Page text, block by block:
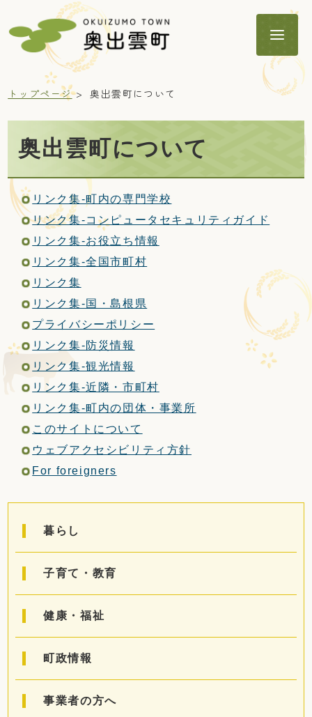
暮らし
子育て・教育
健康・福祉
定住・観光・ふるさと納税
事業者の方へ
町政情報
language
文字サイズ 表示色
トップページ 奥出雲町について
奥出雲町について
リンク集-町内の専門学校
リンク集-コンピュータセキュリティガイド
リンク集-お役立ち情報
リンク集-全国市町村
リンク集
リンク集-国・島根県
プライバシーポリシー
リンク集-防災情報
リンク集-観光情報
リンク集-近隣・市町村
リンク集-町内の団体・事業所
このサイトについて
ウェブアクセシビリティ方針
For foreigners
暮らし
子育て・教育
健康・福祉
町政情報
事業者の方へ